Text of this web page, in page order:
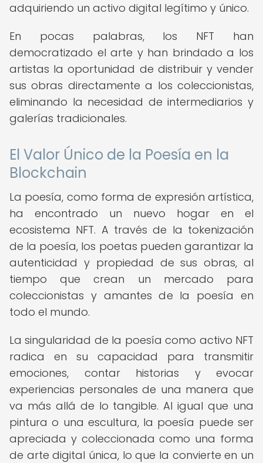
adquiriendo un activo digital legítimo y único.
En pocas palabras, los NFT han
democratizado el arte y han brindado a los
artistas la oportunidad de distribuir y vender
sus obras directamente a los coleccionistas,
eliminando la necesidad de intermediarios y
galerías tradicionales.
El Valor Único de la Poesía en la
Blockchain
La poesía, como forma de expresión artística,
ha encontrado un nuevo hogar en el
ecosistema NFT. A través de la tokenización
de la poesía, los poetas pueden garantizar la
autenticidad y propiedad de sus obras, al
tiempo que crean un mercado para
coleccionistas y amantes de la poesía en
todo el mundo.
La singularidad de la poesía como activo NFT
radica en su capacidad para transmitir
emociones, contar historias y evocar
experiencias personales de una manera que
va más allá de lo tangible. Al igual que una
pintura o una escultura, la poesía puede ser
apreciada y coleccionada como una forma
de arte digital única, lo que la convierte en un